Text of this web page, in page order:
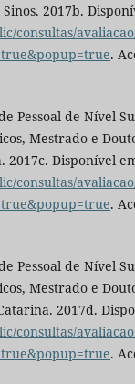
2017b.
consultas/
.
Pessoal de Nível
Mestrado e
2017c. Disponível
consultas/
.
Pessoal de Nível
Mestrado e
2017d.
consultas/
.